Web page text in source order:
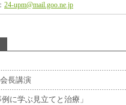
24-upm@mail.goo.ne.jp
長講演
に学ぶ見立てと治療」